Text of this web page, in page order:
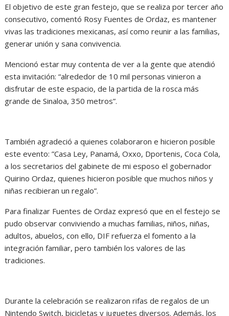
El objetivo de este gran festejo, que se realiza por tercer año
consecutivo, comentó Rosy Fuentes de Ordaz, es mantener
vivas las tradiciones mexicanas, así como reunir a las familias,
generar unión y sana convivencia.
Mencionó estar muy contenta de ver a la gente que atendió
esta invitación: “alrededor de 10 mil personas vinieron a
disfrutar de este espacio, de la partida de la rosca más
grande de Sinaloa, 350 metros”.
También agradeció a quienes colaboraron e hicieron posible
este evento: ”Casa Ley, Panamá, Oxxo, Dportenis, Coca Cola,
a los secretarios del gabinete de mi esposo el gobernador
Quirino Ordaz, quienes hicieron posible que muchos niños y
niñas recibieran un regalo”.
Para finalizar Fuentes de Ordaz expresó que en el festejo se
pudo observar conviviendo a muchas familias, niños, niñas,
adultos, abuelos, con ello, DIF refuerza el fomento a la
integración familiar, pero también los valores de las
tradiciones.
Durante la celebración se realizaron rifas de regalos de un
Nintendo Switch, bicicletas y juguetes diversos. Además, los